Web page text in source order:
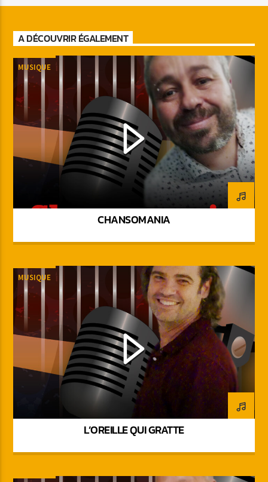
A DÉCOUVRIR ÉGALEMENT
MUSIQUE
CHANSOMANIA
MUSIQUE
L’OREILLE QUI GRATTE